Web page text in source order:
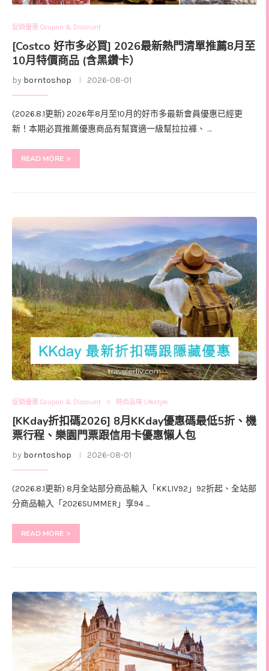
促銷優惠 Coupon & Discount
[Costco 好市多必買] 2026最新熱門清單推薦8月至
10月特價商品 (含黑鑽卡）
by borntoshop 2026-08-01
(2026.8.1更新) 2026年8月至10月的好市多最新會員優惠已經更
新！本期必買推薦優惠商品有幫寶適一級幫拉拉褲、 …
READ MORE
促銷優惠 Coupon & Discount 時尚品味 Lifestyle
[KKday折扣碼2026] 8月KKday優惠碼最低5折、機
票行程、樂園門票跟信用卡優惠懶人包
by borntoshop 2026-08-01
(2026.8.1更新) 8月全站部分商品輸入「KKLIV92」92折起、全站部
分商品輸入「2026SUMMER」享94 …
READ MORE